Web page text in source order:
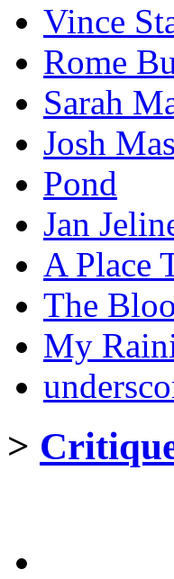
Vince
Rome
Sarah
Josh
Pond
Jan
A Place
The
My
>